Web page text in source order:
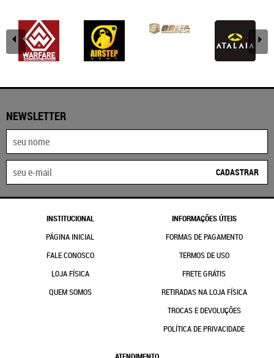
NEWSLETTER
CADASTRAR
INSTITUCIONAL
PÁGINA INICIAL
FALE CONOSCO
LOJA FÍSICA
QUEM SOMOS
INFORMAÇÕES ÚTEIS
FORMAS DE PAGAMENTO
TERMOS DE USO
FRETE GRÁTIS
RETIRADAS NA LOJA FÍSICA
TROCAS E DEVOLUÇÕES
POLÍTICA DE PRIVACIDADE